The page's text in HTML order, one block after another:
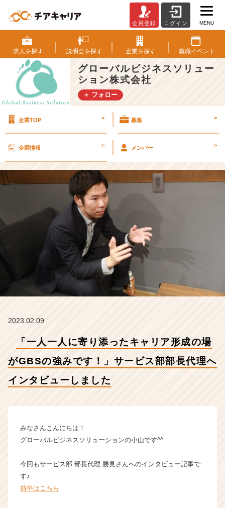
人
一
人
に
寄
り
添
キ
ア
形
成
の
場
が
G
B
S
の
強
み
で
ス
部
長
代
へ
ン
タ
ュ
会員登録 ログイン MENU
求人を探す 説明会を探す 企業を探す 就職イベント
グローバルビジネスソリュー
ション株式会社
＋ フォロー
企業TOP > 募集 >
企業情報 > メンバー >
2023.02.09
「一人一人に寄り添ったキャリア形成の場
がGBSの強みです！」サービス部部長代理へ
インタビューしました
みなさんこんにちは！
グローバルビジネスソリューションの小山です^^
今回もサービス部 部長代理 勝見さんへのインタビュー記事で
す♪
前半はこちら